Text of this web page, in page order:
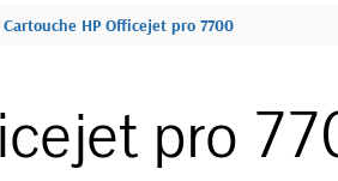
Cartouche HP Officejet pro 7700
pro